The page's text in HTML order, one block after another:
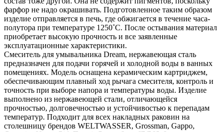
фарфор не надо окрашивать. Подготовленное таким образом
изделие отправляется в печь, где обжигается в течение часа-
полутора при температуре 1250˚С. После остывания материал
приобретает высокую прочность и все заявленные
эксплуатационные характеристики.
Смеситель для умывальника Dream, нержавеющая сталь
предназначен для подачи горячей и холодной воды в ванных
помещениях. Модель оснащена керамическим картриджем,
обеспечивающим плавный ход рычага смесителя, контроль и
точность при выборе напора и температуры воды. Изделие
выполнено из нержавеющей стали, отличающейся
прочностью, долговечностью и устойчивостью к перепадам
температур. Подходит для всех накладных раковин на
столешницу брендов WELTWASSER, Grossman, Gappo,